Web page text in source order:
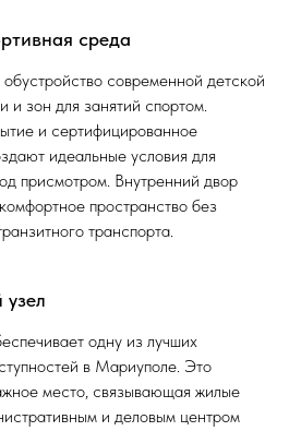
среда
современной детской
и зон для занятий спортом.
и сертифицированное
идеальные условия для
присмотром. Внутренний двор
пространство без
транспорта.
одну из лучших
в Мариуполе. Это
место, связывающая жилые
и деловым центром